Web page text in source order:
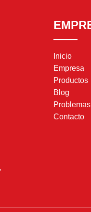
Inicio
Empresa
Productos
Blog
Contacto